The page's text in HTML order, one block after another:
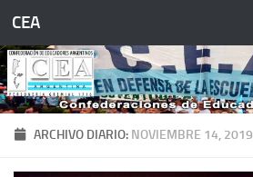
Saltar al contenido
CEA
ARCHIVO DIARIO: NOVIEMBRE 14, 2019